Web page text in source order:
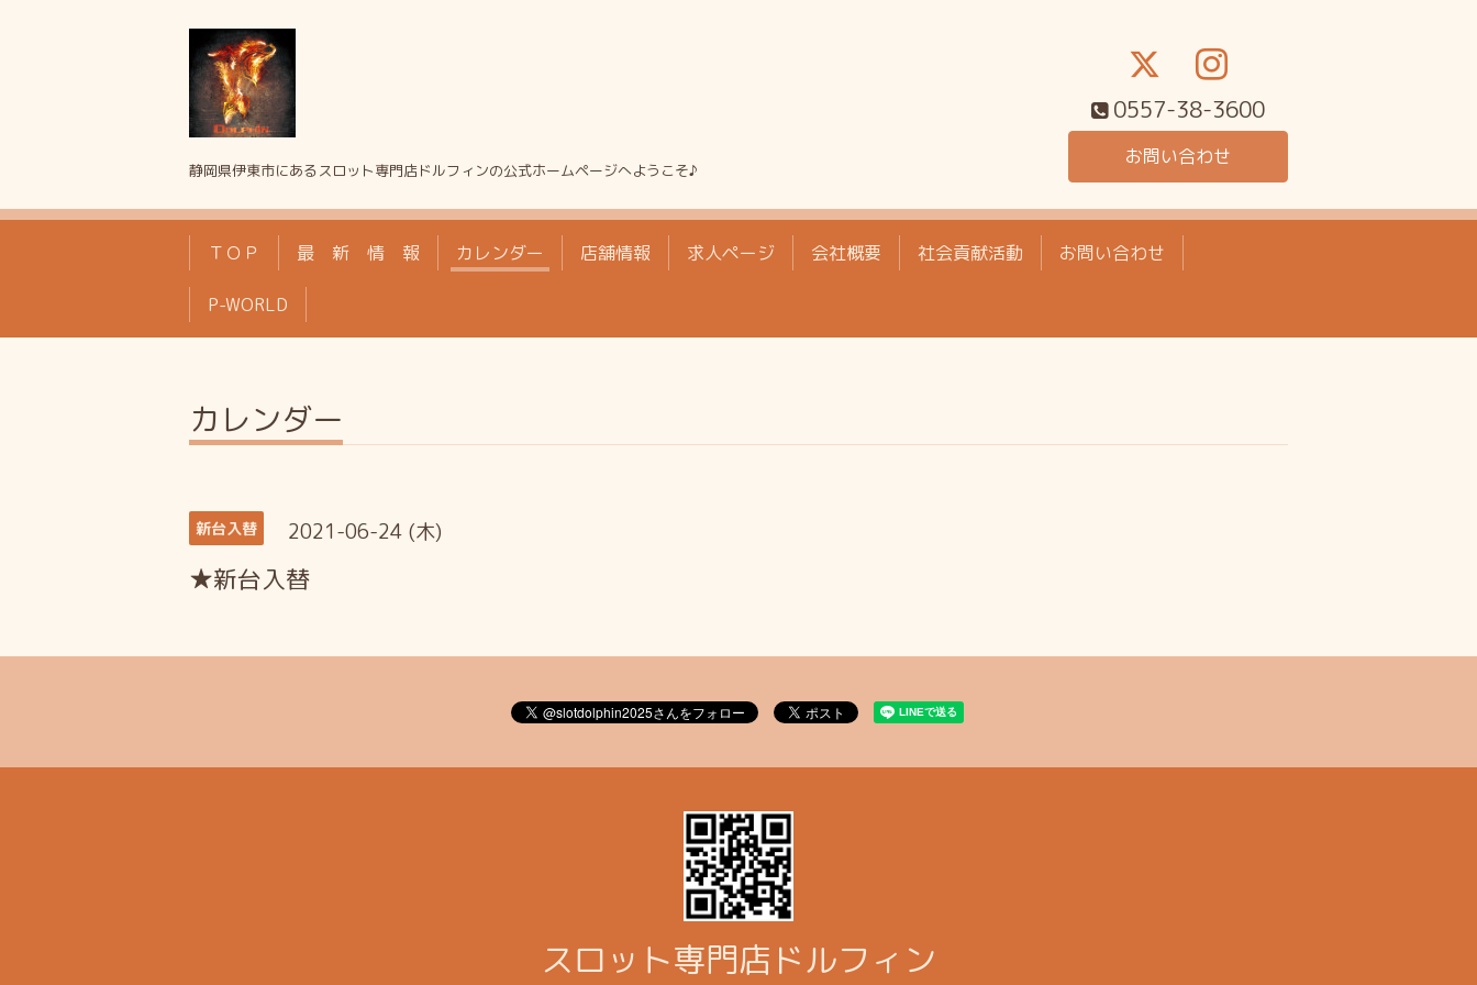
静岡県伊東市にあるスロット専門店ドルフィンの公式ホームページへようこそ♪
0557-38-3600
お問い合わせ
ＴＯＰ 最 新 情 報 カレンダー 店舗情報 求人ページ 会社概要 社会貢献活動 お問い合わせ
P-WORLD
カレンダー
新台入替 2021-06-24 (木)
★新台入替
スロット専門店ドルフィン